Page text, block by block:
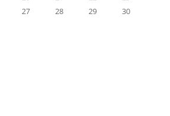
27 28 29
30